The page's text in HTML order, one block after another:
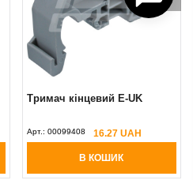
Тримач кінцевий E-UK
Арт.: 00099408 16.27 UAH
В КОШИК